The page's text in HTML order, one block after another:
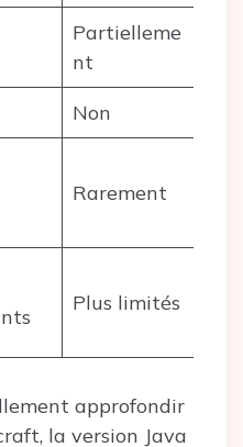
Partielleme
nt
Non
Rarement
Plus limités
approfondir
la version Java